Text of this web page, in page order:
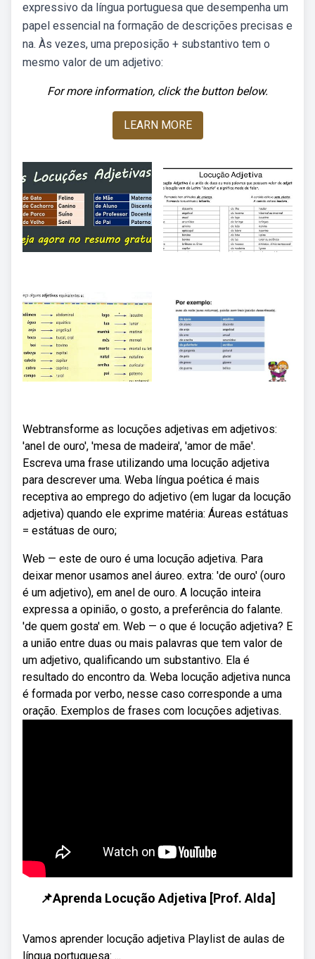
expressivo da língua portuguesa que desempenha um
papel essencial na formação de descrições precisas e
na. Às vezes, uma preposição + substantivo tem o
mesmo valor de um adjetivo:
For more information, click the button below.
LEARN MORE
Webtransforme as locuções adjetivas em adjetivos:
'anel de ouro', 'mesa de madeira', 'amor de mãe'.
Escreva uma frase utilizando uma locução adjetiva
para descrever uma. Weba língua poética é mais
receptiva ao emprego do adjetivo (em lugar da locução
adjetiva) quando ele exprime matéria: Áureas estátuas
= estátuas de ouro;
Web — este de ouro é uma locução adjetiva. Para
deixar menor usamos anel áureo. extra: 'de ouro' (ouro
é um adjetivo), em anel de ouro. A locução inteira
expressa a opinião, o gosto, a preferência do falante.
'de quem gosta' em. Web — o que é locução adjetiva? E
a união entre duas ou mais palavras que tem valor de
um adjetivo, qualificando um substantivo. Ela é
resultado do encontro da. Weba locução adjetiva nunca
é formada por verbo, nesse caso corresponde a uma
oração. Exemplos de frases com locuções adjetivas.
📌Aprenda Locução Adjetiva [Prof. Alda]
Vamos aprender locução adjetiva Playlist de aulas de
língua portuguesa: ...